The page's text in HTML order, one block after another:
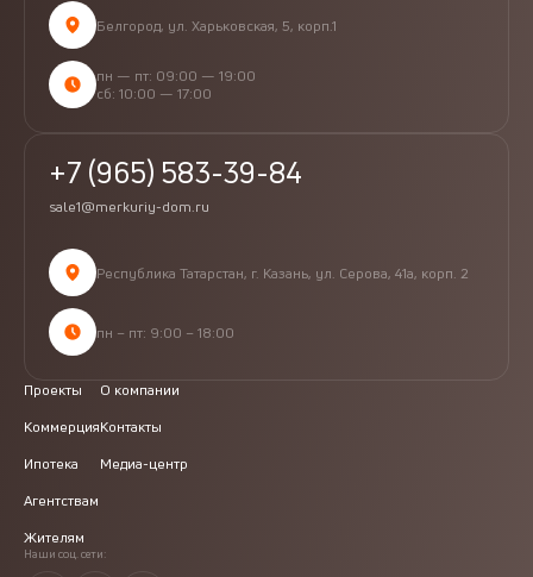
Белгород, ул. Харьковская, 5, корп.1
пн — пт: 09:00 — 19:00
сб: 10:00 — 17:00
+7 (965) 583-39-84
sale1@merkuriy-dom.ru
Республика Татарстан, г. Казань, ул. Серова, 41а, корп. 2
пн – пт: 9:00 – 18:00
Проекты
Коммерция
Ипотека
Агентствам
Жителям
О компании
Контакты
Медиа-центр
Наши соц. сети: